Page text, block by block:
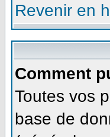
Revenir en
Comment
Toutes vos
base de